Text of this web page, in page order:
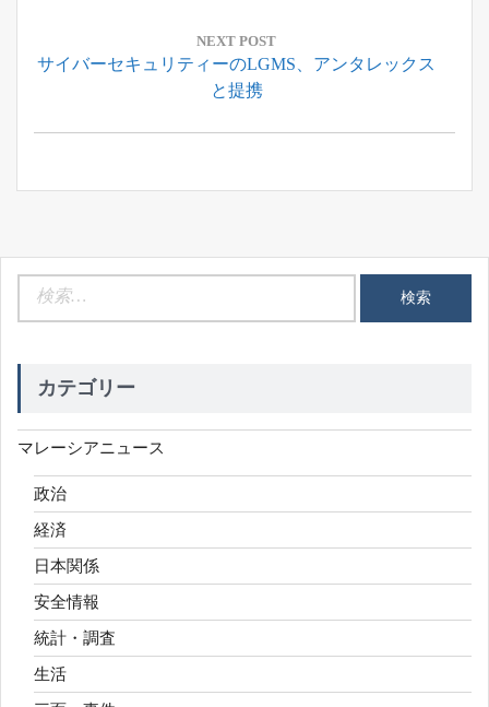
シ
ン
NEXT POST
Next
サイバーセキュリティーのLGMS、アンタレックス
と提携
カテゴリー
マレーシアニュース
政治
経済
日本関係
安全情報
統計・調査
生活